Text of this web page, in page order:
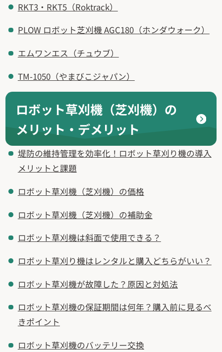
RKT3・RKT5（Roktrack）
PLOW ロボット芝刈機 AGC180（ホンダウォーク）
エムワンエス（チュウブ）
TM-1050（やまびこジャパン）
ロボット草刈機（芝刈機）の
メリット・デメリット
堤防の維持管理を効率化！ロボット草刈り機の導入
メリットと課題
ロボット草刈機（芝刈機）の価格
ロボット草刈機（芝刈機）の補助金
ロボット草刈機は斜面で使用できる？
ロボット草刈り機はレンタルと購入どちらがいい？
ロボット草刈機が故障した？原因と対処法
ロボット草刈機の保証期間は何年？購入前に見るべ
きポイント
ロボット草刈機のバッテリー交換